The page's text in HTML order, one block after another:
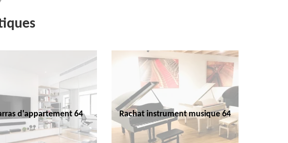
d'appartement 64 Rachat instrument musique 64